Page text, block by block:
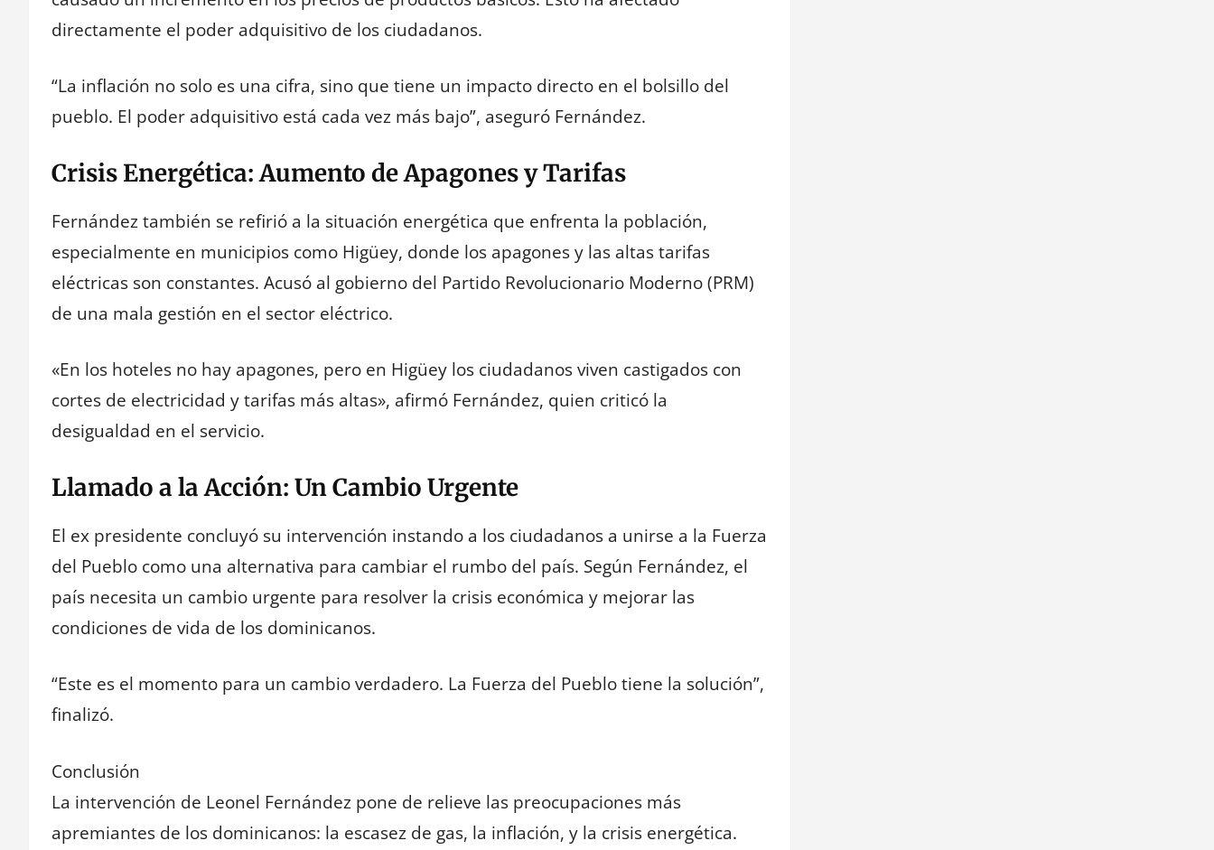
directamente el poder adquisitivo de los ciudadanos.
“La inflación no solo es una cifra, sino que tiene un impacto directo en el bolsillo del
pueblo. El poder adquisitivo está cada vez más bajo”, aseguró Fernández.
Crisis Energética: Aumento de Apagones y Tarifas
Fernández también se refirió a la situación energética que enfrenta la población,
especialmente en municipios como Higüey, donde los apagones y las altas tarifas
eléctricas son constantes. Acusó al gobierno del Partido Revolucionario Moderno (PRM)
de una mala gestión en el sector eléctrico.
«En los hoteles no hay apagones, pero en Higüey los ciudadanos viven castigados con
cortes de electricidad y tarifas más altas», afirmó Fernández, quien criticó la
desigualdad en el servicio.
Llamado a la Acción: Un Cambio Urgente
El ex presidente concluyó su intervención instando a los ciudadanos a unirse a la Fuerza
del Pueblo como una alternativa para cambiar el rumbo del país. Según Fernández, el
país necesita un cambio urgente para resolver la crisis económica y mejorar las
condiciones de vida de los dominicanos.
“Este es el momento para un cambio verdadero. La Fuerza del Pueblo tiene la solución”,
finalizó.
Conclusión
La intervención de Leonel Fernández pone de relieve las preocupaciones más
apremiantes de los dominicanos: la escasez de gas, la inflación, y la crisis energética.